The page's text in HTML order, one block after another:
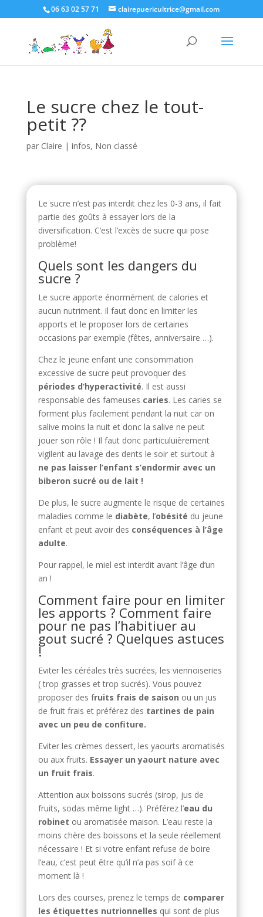
06 63 02 57 71 clairepuericultrice@gmail.com
Le sucre chez le tout-
petit ??
par Claire | infos, Non classé
Le sucre n’est pas interdit chez les 0-3 ans, il fait
partie des goûts à essayer lors de la
diversification. C’est l’excès de sucre qui pose
problème!
Quels sont les dangers du
sucre ?
Le sucre apporte énormément de calories et
aucun nutriment. Il faut donc en limiter les
apports et le proposer lors de certaines
occasions par exemple (fêtes, anniversaire …).
Chez le jeune enfant une consommation
excessive de sucre peut provoquer des
périodes d’hyperactivité. Il est aussi
responsable des fameuses caries. Les caries se
forment plus facilement pendant la nuit car on
salive moins la nuit et donc la salive ne peut
jouer son rôle ! Il faut donc particuluièrement
vigilent au lavage des dents le soir et surtout à
ne pas laisser l’enfant s’endormir avec un
biberon sucré ou de lait !
De plus, le sucre augmente le risque de certaines
maladies comme le diabète, l’obésité du jeune
enfant et peut avoir des conséquences à l’âge
adulte.
Pour rappel, le miel est interdit avant l’âge d’un
an !
Comment faire pour en limiter
les apports ? Comment faire
pour ne pas l’habitiuer au
gout sucré ? Quelques astuces
!
Eviter les céréales très sucrées, les viennoiseries
( trop grasses et trop sucrés). Vous pouvez
proposer des fruits frais de saison ou un jus
de fruit frais et préférez des tartines de pain
avec un peu de confiture.
Eviter les crèmes dessert, les yaourts aromatisés
ou aux fruits. Essayer un yaourt nature avec
un fruit frais.
Attention aux boissons sucrés (sirop, jus de
fruits, sodas même light …). Préférez l’eau du
robinet ou aromatisée maison. L’eau reste la
moins chère des boissons et la seule réellement
nécessaire ! Et si votre enfant refuse de boire
l’eau, c’est peut être qu’il n’a pas soif à ce
moment là !
Lors des courses, prenez le temps de comparer
les étiquettes nutrionnelles qui sont de plus